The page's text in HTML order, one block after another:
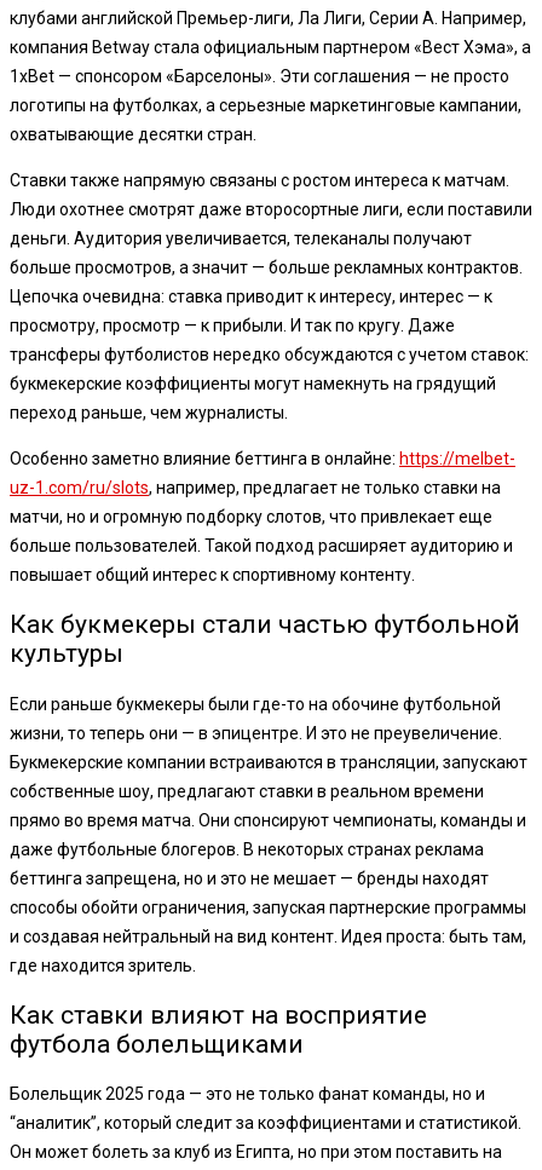
клубами английской Премьер-лиги, Ла Лиги, Серии А. Например,
компания Betway стала официальным партнером «Вест Хэма», а
1xBet — спонсором «Барселоны». Эти соглашения — не просто
логотипы на футболках, а серьезные маркетинговые кампании,
охватывающие десятки стран.
Ставки также напрямую связаны с ростом интереса к матчам.
Люди охотнее смотрят даже второсортные лиги, если поставили
деньги. Аудитория увеличивается, телеканалы получают
больше просмотров, а значит — больше рекламных контрактов.
Цепочка очевидна: ставка приводит к интересу, интерес — к
просмотру, просмотр — к прибыли. И так по кругу. Даже
трансферы футболистов нередко обсуждаются с учетом ставок:
букмекерские коэффициенты могут намекнуть на грядущий
переход раньше, чем журналисты.
Особенно заметно влияние беттинга в онлайне: https://melbet-
uz-1.com/ru/slots, например, предлагает не только ставки на
матчи, но и огромную подборку слотов, что привлекает еще
больше пользователей. Такой подход расширяет аудиторию и
повышает общий интерес к спортивному контенту.
Как букмекеры стали частью футбольной
культуры
Если раньше букмекеры были где-то на обочине футбольной
жизни, то теперь они — в эпицентре. И это не преувеличение.
Букмекерские компании встраиваются в трансляции, запускают
собственные шоу, предлагают ставки в реальном времени
прямо во время матча. Они спонсируют чемпионаты, команды и
даже футбольные блогеров. В некоторых странах реклама
беттинга запрещена, но и это не мешает — бренды находят
способы обойти ограничения, запуская партнерские программы
и создавая нейтральный на вид контент. Идея проста: быть там,
где находится зритель.
Как ставки влияют на восприятие
футбола болельщиками
Болельщик 2025 года — это не только фанат команды, но и
“аналитик”, который следит за коэффициентами и статистикой.
Он может болеть за клуб из Египта, но при этом поставить на